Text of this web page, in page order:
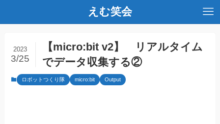
えむ笑会
【micro:bit v2】 リアルタイム
でデータ収集する②
2023
3/25
ロボットつくり隊 micro:bit Output